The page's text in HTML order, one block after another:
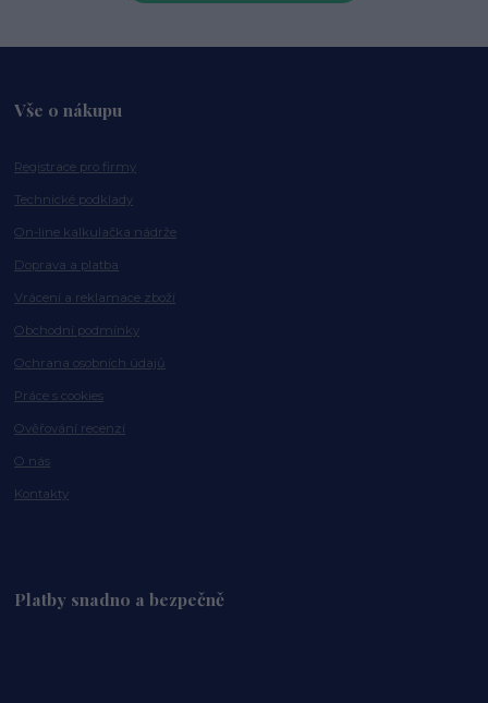
Vše o nákupu
Registrace pro firmy
Technické podklady
On-line kalkulačka nádrže
Doprava a platba
Vrácení a reklamace zboží
Obchodní podmínky
Ochrana osobních údajů
Práce s cookies
Ověřování recenzí
O nás
Kontakty
Platby snadno a bezpečně